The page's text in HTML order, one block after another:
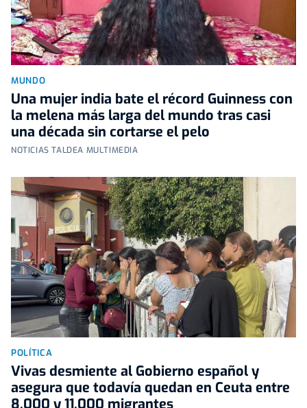
MUNDO
Una mujer india bate el récord Guinness con
la melena más larga del mundo tras casi
una década sin cortarse el pelo
NOTICIAS TALDEA MULTIMEDIA
POLÍTICA
Vivas desmiente al Gobierno español y
asegura que todavía quedan en Ceuta entre
8.000 y 11.000 migrantes